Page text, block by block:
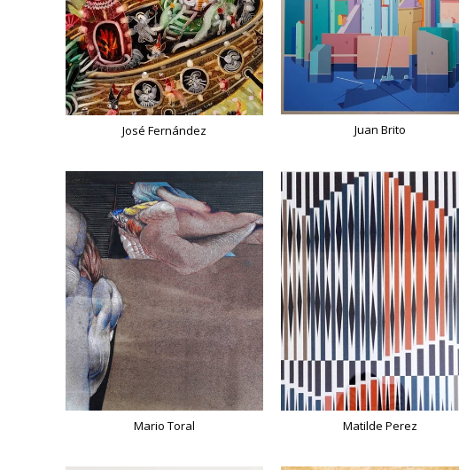
José Fernández Juan Brito
Mario Toral Matilde Perez